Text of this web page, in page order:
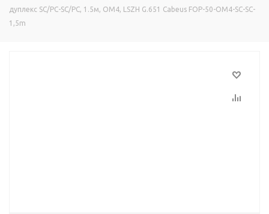
дуплекс SC/PC-SC/PC, 1.5м, OM4, LSZH G.651 Cabeus FOP-50-OM4-SC-SC-
1,5m